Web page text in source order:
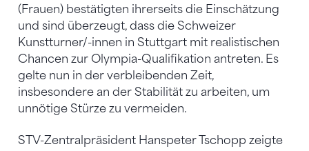
(Frauen) bestätigten ihrerseits die Einschätzung
und sind überzeugt, dass die Schweizer
Kunstturner/-innen in Stuttgart mit realistischen
Chancen zur Olympia-Qualifikation antreten. Es
gelte nun in der verbleibenden Zeit,
insbesondere an der Stabilität zu arbeiten, um
unnötige Stürze zu vermeiden.
STV-Zentralpräsident Hanspeter Tschopp zeigte